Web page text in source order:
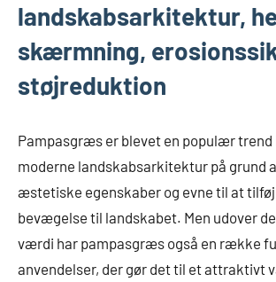
landskabsarkitektur,
skærmning,
støjreduktion
Pampasgræs er blevet en populær trend
moderne landskabsarkitektur på grund
æstetiske egenskaber og evne til at
bevægelse til landskabet. Men udover
værdi har pampasgræs også en række
anvendelser, der gør det til et attraktivt